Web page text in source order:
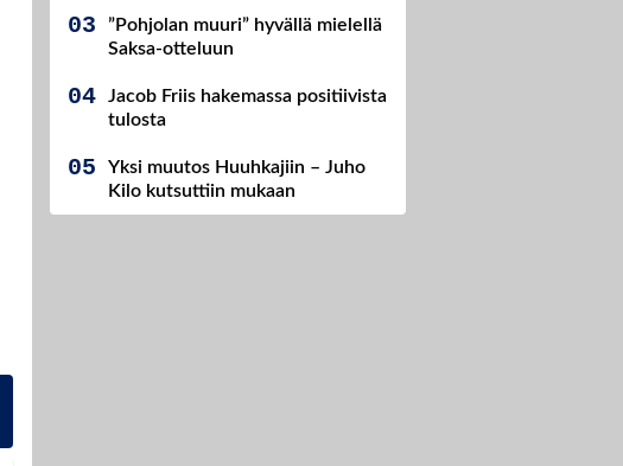
”Pohjolan muuri” hyvällä mielellä
Saksa-otteluun
Jacob Friis hakemassa positiivista
tulosta
Yksi muutos Huuhkajiin – Juho
Kilo kutsuttiin mukaan